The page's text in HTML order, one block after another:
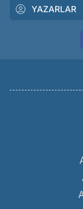
YAZARLAR